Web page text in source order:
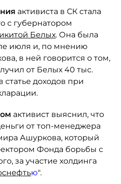
активиста в СК стала
с губернатором
Белых. Она была
июля и, по мнению
в ней говорится о том,
от Белых 40 тыс.
статье доходов при
активист выяснил, что
от топ-менеджера
Ашуркова, который
Фонда борьбы с
за участие холдинга
ю".